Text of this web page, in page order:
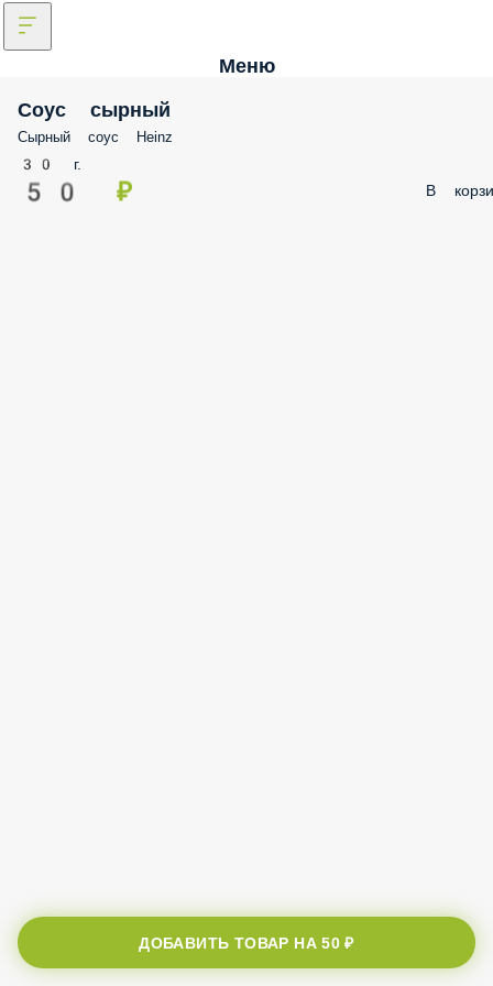
Меню
Соус сырный
Сырный соус Heinz
30 г.
50 ₽ В
ДОБАВИТЬ ТОВАР НА50 ₽